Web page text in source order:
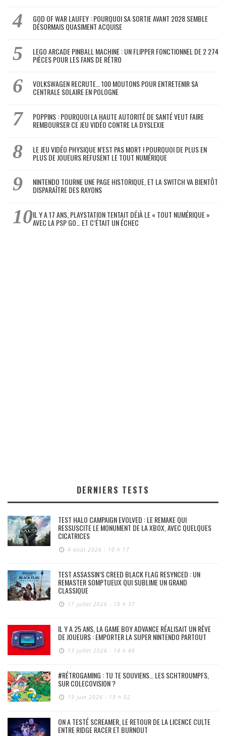
GOD OF WAR LAUFEY : POURQUOI SA SORTIE AVANT 2028 SEMBLE
DÉSORMAIS QUASIMENT ACQUISE
LEGO ARCADE PINBALL MACHINE : UN FLIPPER FONCTIONNEL DE 2 274
PIÈCES POUR LES FANS DE RÉTRO
VOLKSWAGEN RECRUTE… 100 MOUTONS POUR ENTRETENIR SA
CENTRALE SOLAIRE EN POLOGNE
POPPINS : POURQUOI LA HAUTE AUTORITÉ DE SANTÉ VEUT FAIRE
REMBOURSER CE JEU VIDÉO CONTRE LA DYSLEXIE
LE JEU VIDÉO PHYSIQUE N’EST PAS MORT ! POURQUOI DE PLUS EN
PLUS DE JOUEURS REFUSENT LE TOUT NUMÉRIQUE
NINTENDO TOURNE UNE PAGE HISTORIQUE, ET LA SWITCH VA BIENTÔT
DISPARAÎTRE DES RAYONS
IL Y A 17 ANS, PLAYSTATION TENTAIT DÉJÀ LE « TOUT NUMÉRIQUE »
AVEC LA PSP GO… ET C’ÉTAIT UN ÉCHEC
DERNIERS TESTS
TEST HALO CAMPAIGN EVOLVED : LE REMAKE QUI
RESSUSCITE LE MONUMENT DE LA XBOX, AVEC QUELQUES
CICATRICES
4 août 2026 - 10 h 17
TEST ASSASSIN’S CREED BLACK FLAG RESYNCED : UN
REMASTER SOMPTUEUX QUI SUBLIME UN GRAND
CLASSIQUE
17 juillet 2026 - 10 h 37
IL Y A 25 ANS, LA GAME BOY ADVANCE RÉALISAIT UN RÊVE
DE JOUEURS : EMPORTER LA SUPER NINTENDO PARTOUT
13 juillet 2026 - 14 h 48
#RÉTROGAMING : TU TE SOUVIENS… LES SCHTROUMPFS,
SUR COLECOVISION ?
19 juin 2026 - 19 h 02
ON A TESTÉ SCREAMER, LE RETOUR DE LA LICENCE CULTE
ENTRE RIDGE RACER ET BURNOUT